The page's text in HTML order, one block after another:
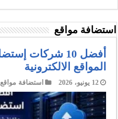
استضافة مواقع
المواقع الالكترونية
12 يونيو، 2026 استضافة مواقع